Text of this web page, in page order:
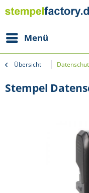
Menü
Übersicht
Stempel